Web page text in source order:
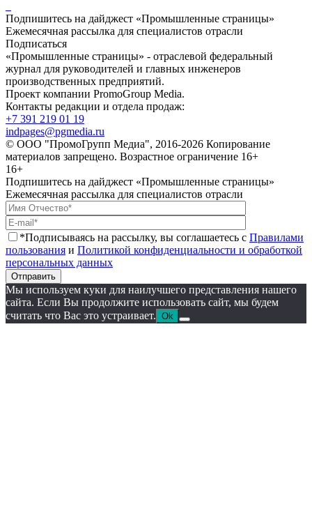
Подпишитесь на дайджест «Промышленные страницы»
Ежемесячная рассылка для специалистов отрасли
Подписаться
«Промышленные страницы» - отраслевой федеральный
журнал для руководителей и главных инженеров
производственных предприятий.
Проект компании PromoGroup Media.
Контакты редакции и отдела продаж:
+7 391 219 01 19
indpages@pgmedia.ru
© ООО "ПромоГрупп Медиа", 2016-2026 Копирование
материалов запрещено. Возрастное ограничение 16+
16+
Подпишитесь на дайджест «Промышленные страницы»
Ежемесячная рассылка для специалистов отрасли
*Подписываясь на рассылку, вы соглашаетесь с Правилами
пользования и Политикой конфиденциальности и обработкой
персональных данных
Отправить
Мы используем куки для наилучшего представления нашего
сайта. Если Вы продолжите использовать сайт, мы будем
считать что Вас это устраивает. Ok